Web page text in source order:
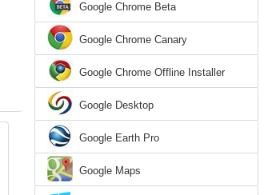
Google Chrome Beta
Google Chrome Canary
Google Chrome Offline Installer
Google Desktop
Google Earth Pro
Google Maps